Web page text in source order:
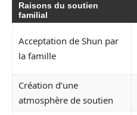
Raisons du soutien
familial
Acceptation de Shun par
la famille
Création d’une
atmosphère de soutien